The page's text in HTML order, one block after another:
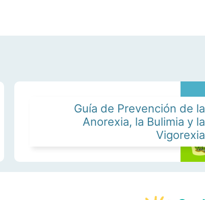
Guía de Prevención de la
Anorexia, la Bulimia y la
Vigorexia